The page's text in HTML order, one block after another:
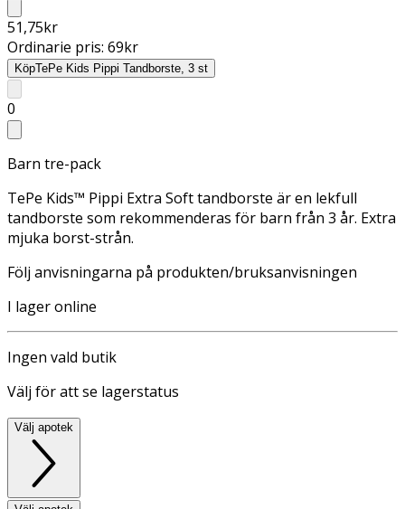
51,75kr
Ordinarie pris: 69kr
KöpTePe Kids Pippi Tandborste, 3 st
0
Barn tre-pack
TePe Kids™ Pippi Extra Soft tandborste är en lekfull
tandborste som rekommenderas för barn från 3 år. Extra
mjuka borst-strån.
Följ anvisningarna på produkten/bruksanvisningen
I lager online
Ingen vald butik
Välj för att se lagerstatus
Välj apotek